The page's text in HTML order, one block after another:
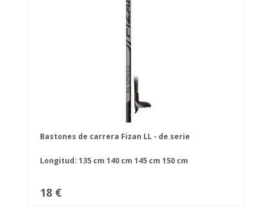
Bastones de carrera Fizan LL - de serie
Longitud: 135 cm 140 cm 145 cm 150 cm
18 €